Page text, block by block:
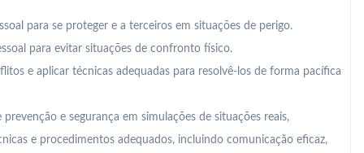
para se proteger e a terceiros em situações de perigo.
para evitar situações de confronto físico.
e aplicar técnicas adequadas para resolvê-los de forma pacífica
e segurança em simulações de situações reais,
e procedimentos adequados, incluindo comunicação eficaz,